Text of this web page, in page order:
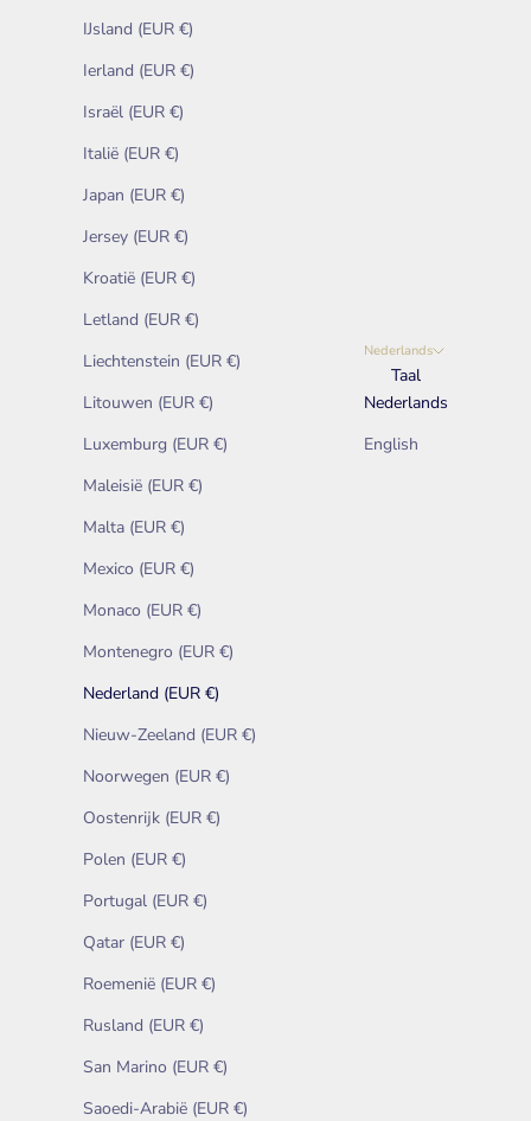
IJsland (EUR €)
Ierland (EUR €)
Israël (EUR €)
Italië (EUR €)
Japan (EUR €)
Jersey (EUR €)
Kroatië (EUR €)
Letland (EUR €)
Liechtenstein (EUR €)
Litouwen (EUR €)
Luxemburg (EUR €)
Maleisië (EUR €)
Malta (EUR €)
Mexico (EUR €)
Monaco (EUR €)
Montenegro (EUR €)
Nederland (EUR €)
Nieuw-Zeeland (EUR €)
Noorwegen (EUR €)
Oostenrijk (EUR €)
Polen (EUR €)
Portugal (EUR €)
Qatar (EUR €)
Roemenië (EUR €)
Rusland (EUR €)
San Marino (EUR €)
Saoedi-Arabië (EUR €)
Nederlands
Taal
Nederlands
English